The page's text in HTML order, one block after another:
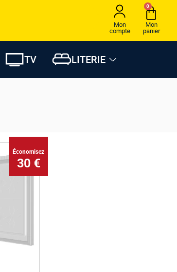
Mon
compte
0
Mon
panier
TV LITERIE
Économisez
30 €